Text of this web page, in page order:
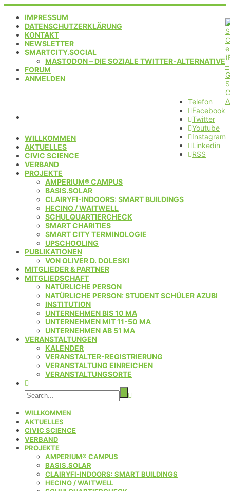
IMPRESSUM
DATENSCHUTZERKLÄRUNG
KONTAKT
NEWSLETTER
SMARTCITY.SOCIAL
MASTODON – DIE SOZIALE TWITTER-ALTERNATIVE
FORUM
ANMELDEN
Telefon
Facebook
Twitter
Youtube
Instagram
Linkedin
RSS
WILLKOMMEN
AKTUELLES
CIVIC SCIENCE
VERBAND
PROJEKTE
AMPERIUM® CAMPUS
BASIS.SOLAR
CLAIRYFI-INDOORS: SMART BUILDINGS
HECINO / WAITWELL
SCHULQUARTIERCHECK
SMART CHARITIES
SMART CITY TERMINOLOGIE
UPSCHOOLING
PUBLIKATIONEN
VON OLIVER D. DOLESKI
MITGLIEDER & PARTNER
MITGLIEDSCHAFT
NATÜRLICHE PERSON
NATÜRLICHE PERSON: STUDENT SCHÜLER AZUBI
INSTITUTION
UNTERNEHMEN BIS 10 MA
UNTERNEHMEN MIT 11-50 MA
UNTERNEHMEN AB 51 MA
VERANSTALTUNGEN
KALENDER
VERANSTALTER-REGISTRIERUNG
VERANSTALTUNG EINREICHEN
VERANSTALTUNGSORTE
WILLKOMMEN
AKTUELLES
CIVIC SCIENCE
VERBAND
PROJEKTE
AMPERIUM® CAMPUS
BASIS.SOLAR
CLAIRYFI-INDOORS: SMART BUILDINGS
HECINO / WAITWELL